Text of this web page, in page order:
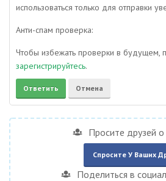
использоваться только для отправки
Анти-спам проверка:
Чтобы избежать проверки в будущем,
зарегистрируйтесь.
Просите друзей
Спросите У Ваших
Поделиться в